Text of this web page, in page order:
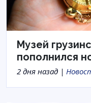
Музей
пополнился
2 дня назад |